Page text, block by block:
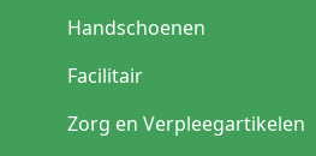
Handschoenen
Facilitair
Zorg en Verpleegartikelen